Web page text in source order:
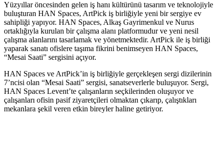
Yüzyıllar öncesinden gelen iş hanı kültürünü tasarım ve teknolojiyle
buluşturan HAN Spaces, ArtPick iş birliğiyle yeni bir sergiye ev
sahipliği yapıyor. HAN Spaces, Alkaş Gayrimenkul ve Nurus
ortaklığıyla kurulan bir çalışma alanı platformudur ve yeni nesil
çalışma alanlarını tasarlamak ve yönetmektedir. ArtPick ile iş birliği
yaparak sanatı ofislere taşıma fikrini benimseyen HAN Spaces,
“Mesai Saati” sergisini açıyor.
HAN Spaces ve ArtPick’in iş birliğiyle gerçekleşen sergi dizilerinin
7’ncisi olan “Mesai Saati” sergisi, sanatseverlerle buluşuyor. Sergi,
HAN Spaces Levent’te çalışanların seçkilerinden oluşuyor ve
çalışanları ofisin pasif ziyaretçileri olmaktan çıkarıp, çalıştıkları
mekanlara şekil veren etkin bireyler haline getiriyor.